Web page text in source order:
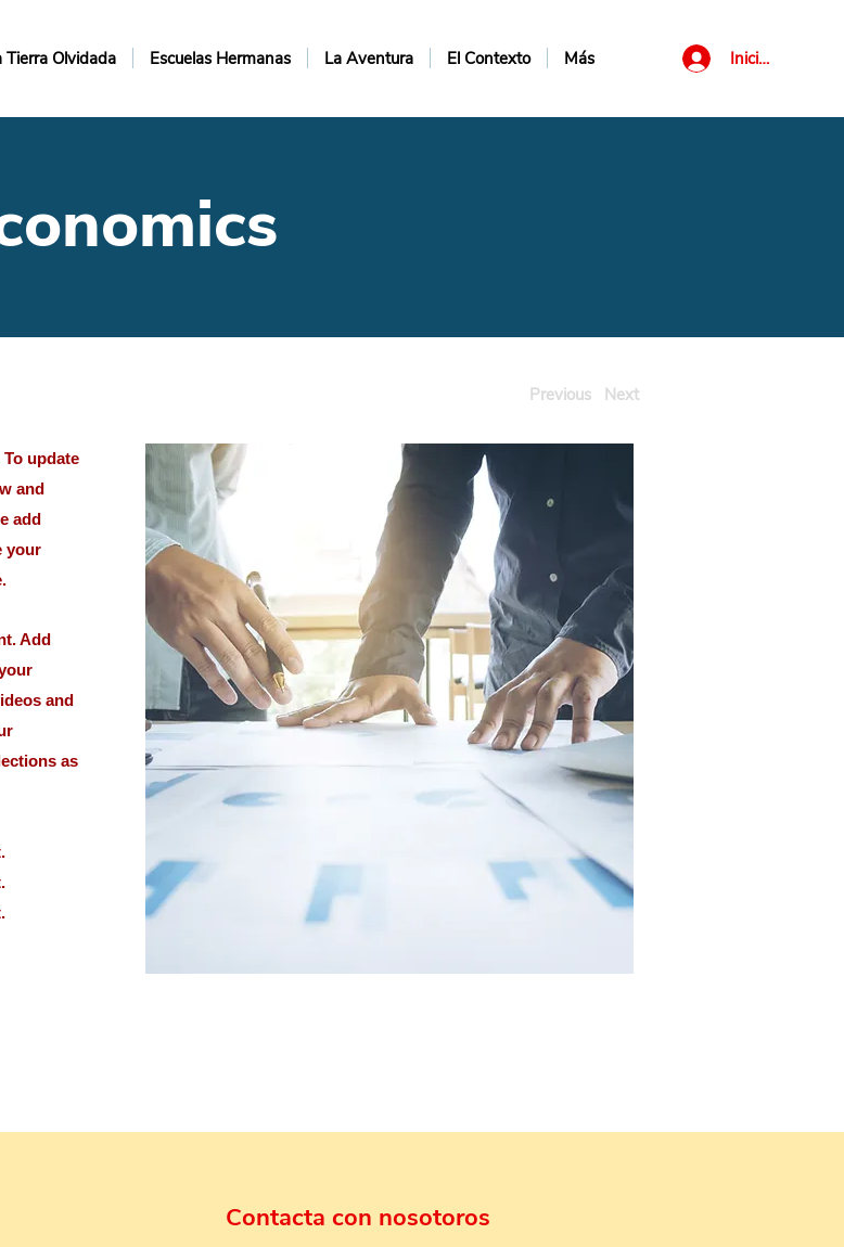
Tierra Olvidada Escuelas Hermanas La Aventura El Contexto Más Iniciar sesión
update
and
add
your
Add
and
as
Previous Next
Contacta con nosotoros